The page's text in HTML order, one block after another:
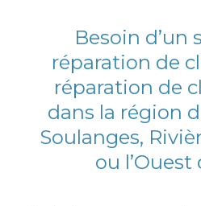
Besoin d’un
réparation de
réparation de
dans la région
Soulanges,
ou l’Ouest